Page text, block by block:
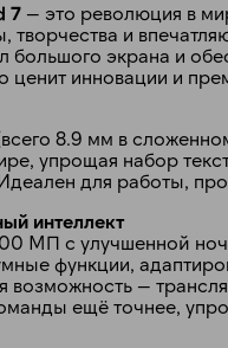
7 — это революция в
творчества и
большого экрана и
ценит инновации и
8.9 мм в
упрощая набор
для работы,
интеллект
МП с улучшенной
функции,
возможность —
ещё точнее,